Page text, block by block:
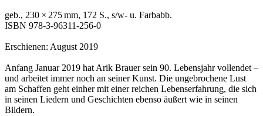
geb., 230 × 275 mm, 172 S., s/w- u. Farbabb.
ISBN 978-3-96311-256-0
Erschienen: August 2019
Anfang Januar 2019 hat Arik Brauer sein 90. Lebensjahr vollendet –
und arbeitet immer noch an seiner Kunst. Die ungebrochene Lust
am Schaffen geht einher mit einer reichen Lebenserfahrung, die sich
in seinen Liedern und Geschichten ebenso äußert wie in seinen
Bildern.